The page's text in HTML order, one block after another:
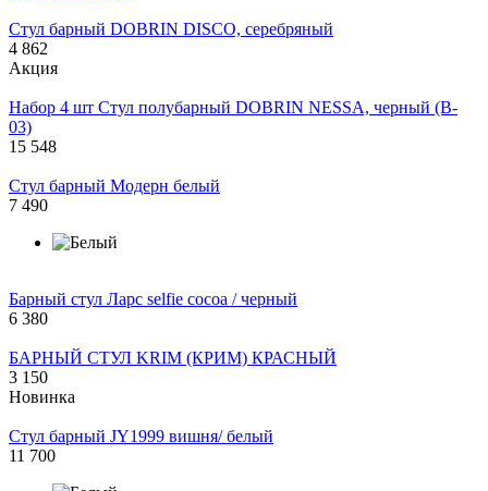
Стул барный DOBRIN DISCO, серебряный
4 862
Акция
Набор 4 шт Стул полубарный DOBRIN NESSA, черный (B-
03)
15 548
Стул барный Модерн белый
7 490
Барный стул Ларс selfie cocoa / черный
6 380
БАРНЫЙ СТУЛ KRIM (КРИМ) КРАСНЫЙ
3 150
Новинка
Стул барный JY1999 вишня/ белый
11 700